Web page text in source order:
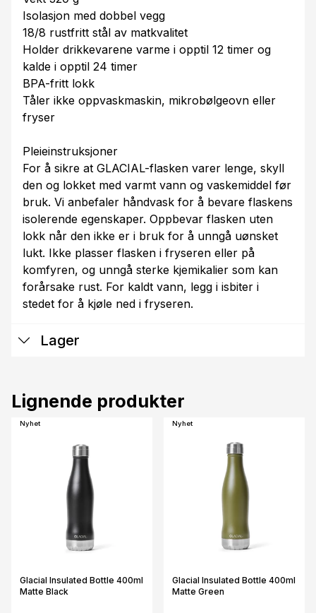
Isolasjon med dobbel vegg
18/8 rustfritt stål av matkvalitet
Holder drikkevarene varme i opptil 12 timer og
kalde i opptil 24 timer
BPA-fritt lokk
Tåler ikke oppvaskmaskin, mikrobølgeovn eller
fryser
Pleieinstruksjoner
For å sikre at GLACIAL-flasken varer lenge, skyll
den og lokket med varmt vann og vaskemiddel før
bruk. Vi anbefaler håndvask for å bevare flaskens
isolerende egenskaper. Oppbevar flasken uten
lokk når den ikke er i bruk for å unngå uønsket
lukt. Ikke plasser flasken i fryseren eller på
komfyren, og unngå sterke kjemikalier som kan
forårsake rust. For kaldt vann, legg i isbiter i
stedet for å kjøle ned i fryseren.
Lager
Lignende produkter
Nyhet
Glacial Insulated Bottle 400ml
Matte Black
Nyhet
Glacial Insulated Bottle 400ml
Matte Green